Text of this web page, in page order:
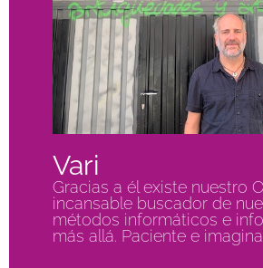
Vari
Gracias a él existe nuestro
incansable buscador de
métodos informáticos e
más allá. Paciente e